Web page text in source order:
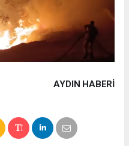
AYDIN HABERİ